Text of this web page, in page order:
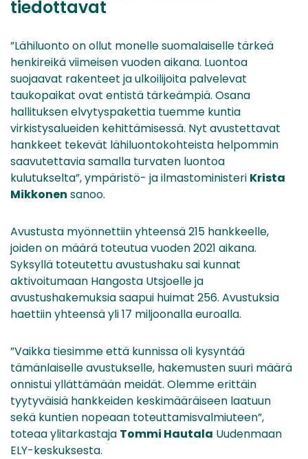
tiedottavat
”Lähiluonto on ollut monelle suomalaiselle tärkeä
henkireikä viimeisen vuoden aikana. Luontoa
suojaavat rakenteet ja ulkoilijoita palvelevat
taukopaikat ovat entistä tärkeämpiä. Osana
hallituksen elvytyspakettia tuemme kuntia
virkistysalueiden kehittämisessä. Nyt avustettavat
hankkeet tekevät lähiluontokohteista helpommin
saavutettavia samalla turvaten luontoa
kulutukselta”, ympäristö- ja ilmastoministeri Krista
Mikkonen sanoo.
Avustusta myönnettiin yhteensä 215 hankkeelle,
joiden on määrä toteutua vuoden 2021 aikana.
Syksyllä toteutettu avustushaku sai kunnat
aktivoitumaan Hangosta Utsjoelle ja
avustushakemuksia saapui huimat 256. Avustuksia
haettiin yhteensä yli 17 miljoonalla euroalla.
”Vaikka tiesimme että kunnissa oli kysyntää
tämänlaiselle avustukselle, hakemusten suuri määrä
onnistui yllättämään meidät. Olemme erittäin
tyytyväisiä hankkeiden keskimääräiseen laatuun
sekä kuntien nopeaan toteuttamisvalmiuteen”,
toteaa ylitarkastaja Tommi Hautala Uudenmaan
ELY-keskuksesta.